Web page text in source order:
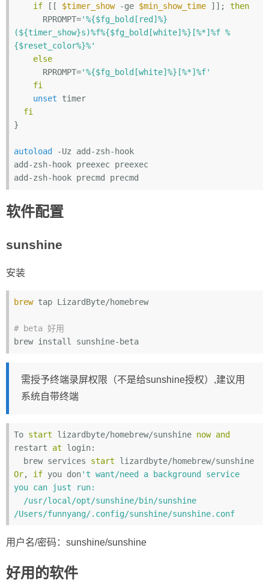
if [[ $timer_show -ge $min_show_time ]]; then
      RPROMPT=
'%{$fg_bold[red]%}
(${timer_show}s)%f%{$fg_bold[white]%}[%*]%f %
{$reset_color%}%'
else
      RPROMPT=
'%{$fg_bold[white]%}[%*]%f'
fi
unset timer
fi
}
autoload
-Uz add-zsh-hook
add-zsh-hook preexec preexec
软件配置
sunshine
安装
brew tap LizardByte/homebrew
# beta 好用
需授予终端录屏权限（不是给sunshine授权）,建议用
系统自带终端
To start lizardbyte/homebrew/sunshine now and
restart at login:
  brew services
start
Or, if you don't want/need a background service
you can just run:
用户名/密码：sunshine/sunshine
好用的软件